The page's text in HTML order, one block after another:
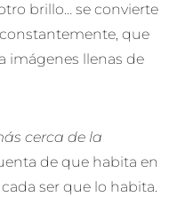
brillo… se convierte
que
imágenes llenas de
cerca de la
de que habita en
ser que lo habita.